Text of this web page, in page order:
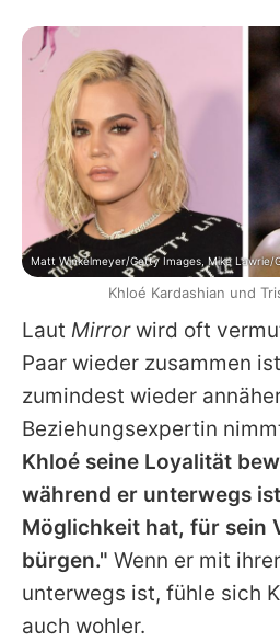
Laut Mirrorwird oft
Paar wieder zusammen
zumindest wieder
Beziehungsexpertin
Khloé seine Loyalität
während er unterwegs
Möglichkeit hat, für sein
bürgen." Wenn er mit
unterwegs ist, fühle sich
auch wohler.
Matt Winkelmeyer/Getty Images, Mike Lawrie/
Khloé Kardashian und